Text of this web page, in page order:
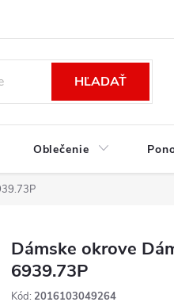
HĽADAŤ
Oblečenie
Dámske okrove
6939.73P
Kód: 2016103049264